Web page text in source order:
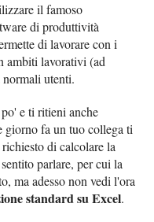
il famoso
di produttività
di lavorare con i
ambiti lavorativi (ad
normali utenti.
e ti ritieni anche
giorno fa un tuo collega ti
di calcolare la
parlare, per cui la
ma adesso non vedi l'ora
standard su Excel.